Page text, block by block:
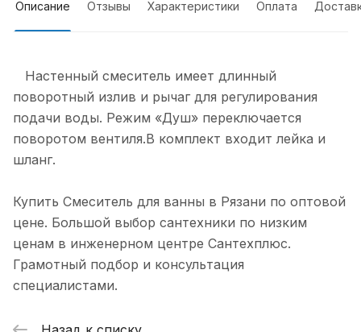
Описание Отзывы Характеристики Оплата
Настенный смеситель имеет длинный
поворотный излив и рычаг для регулирования
подачи воды. Режим «Душ» переключается
поворотом вентиля.В комплект входит лейка и
шланг.
Купить Смеситель для ванны в Рязани по оптовой
цене. Большой выбор сантехники по низким
ценам в инженерном центре Сантехплюс.
Грамотный подбор и консультация
специалистами.